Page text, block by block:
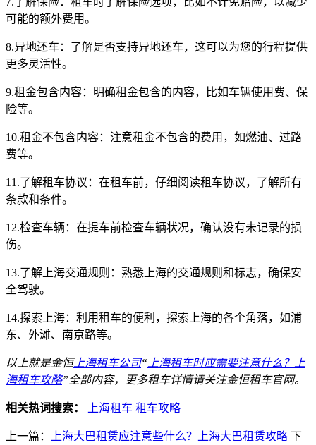
可能的额外费用。
8.异地还车：了解是否支持异地还车，这可以为您的行程提供
更多灵活性。
9.租金包含内容：明确租金包含的内容，比如车辆使用费、保
险等。
10.租金不包含内容：注意租金不包含的费用，如燃油、过路
费等。
11.了解租车协议：在租车前，仔细阅读租车协议，了解所有
条款和条件。
12.检查车辆：在提车前检查车辆状况，确认没有未记录的损
伤。
13.了解上海交通规则：熟悉上海的交通规则和标志，确保安
全驾驶。
14.探索上海：利用租车的便利，探索上海的各个角落，如浦
东、外滩、南京路等。
以上就是金恒上海租车公司“ 上海租车时应需要注意什么？上
海租车攻略”全部内容，更多租车详情请关注金恒租车官网。
相关热词搜索： 上海租车 租车攻略
上一篇： 上海大巴租赁应注意些什么？上海大巴租赁攻略 下